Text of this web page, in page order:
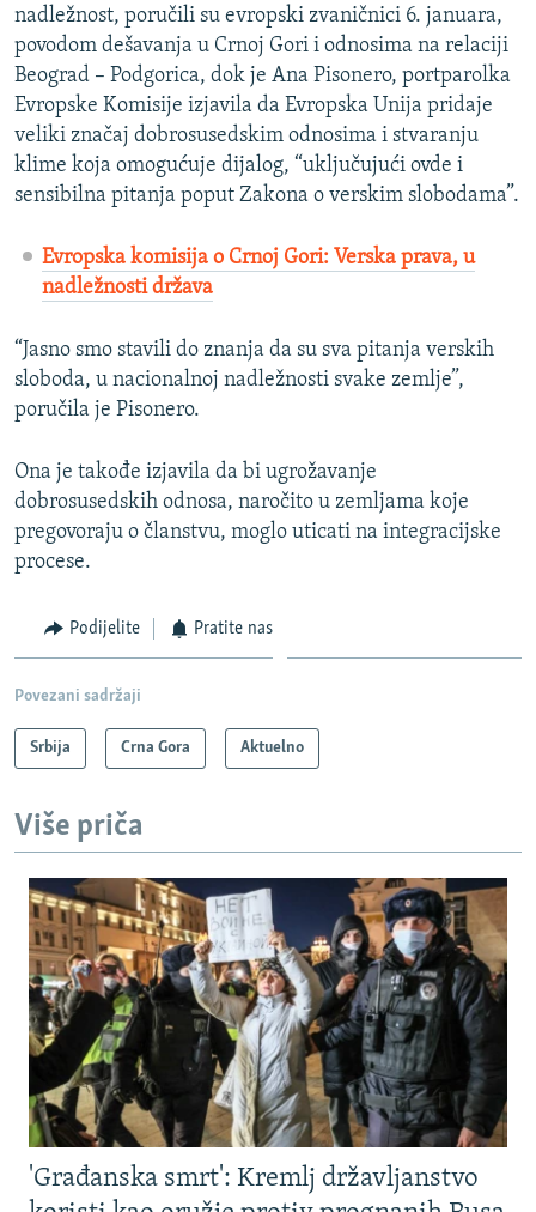
nadležnost, poručili su evropski zvaničnici 6. januara,
povodom dešavanja u Crnoj Gori i odnosima na relaciji
Beograd – Podgorica, dok je Ana Pisonero, portparolka
Evropske Komisije izjavila da Evropska Unija pridaje
veliki značaj dobrosusedskim odnosima i stvaranju
klime koja omogućuje dijalog, “uključujući ovde i
sensibilna pitanja poput Zakona o verskim slobodama”.
Evropska komisija o Crnoj Gori: Verska prava, u
nadležnosti država
“Jasno smo stavili do znanja da su sva pitanja verskih
sloboda, u nacionalnoj nadležnosti svake zemlje”,
poručila je Pisonero.
Ona je takođe izjavila da bi ugrožavanje
dobrosusedskih odnosa, naročito u zemljama koje
pregovoraju o članstvu, moglo uticati na integracijske
procese.
Podijelite Pratite nas
Povezani sadržaji
Srbija Crna Gora Aktuelno
Više priča
'Građanska smrt': Kremlj državljanstvo